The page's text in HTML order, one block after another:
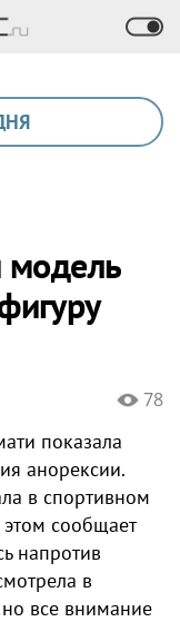
модель
78
показала
анорексии.
в спортивном
сообщает
напротив
в
все внимание